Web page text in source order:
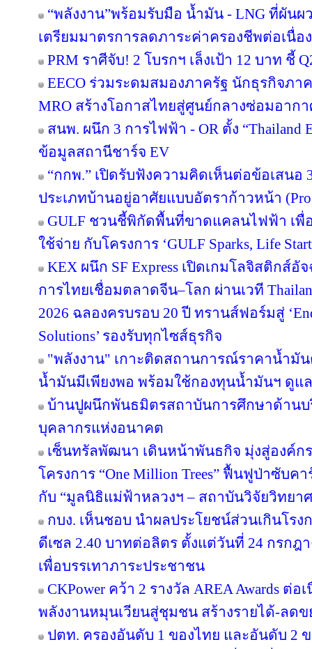
“พลังงาน”พร้อมรับมือ น้ำมัน - LNG ที่ผันผ
เตรียมมาตรการลดภาระค่าครองชีพต่อเนื่อง
PRM ราศีจับ! 2 โบรกฯ เล็งเป้า 12 บาท ชี้
EECO ร่วมระดมสมองภาครัฐ นักธุรกิจภ
MRO สร้างโอกาสไทยสู่ศูนย์กลางซ่อมอาก
สนพ. ผนึก 3 การไฟฟ้า - OR ตั้ง “Thailand
ข้อมูลสถานีชาร์จ EV
“กกพ.” เปิดรับฟังความคิดเห็นต่อข้อเสน
ประเภทบ้านอยู่อาศัยแบบอัตราก้าวหน้า
GULF ชวนชี้พิกัดพื้นที่ขาดแคลนไฟฟ้า เพื่
ใช้จ่าย กับโครงการ ‘GULF Sparks, Life
KEX ผนึก SF Express เปิดเกมโลจิสติกส์
การไทยเชื่อมตลาดจีน–โลก ผ่านเวที
2026 ฉลองครบรอบ 20 ปี ทรานส์ฟอร์มสู่
Solutions’ รองรับทุกไซส์ธุรกิจ
"พลังงาน" เกาะติดสถานการณ์ราคาน้ำมั
น้ำมันมีเพียงพอ พร้อมใช้กองทุนน้ำมันฯ ดูแ
บ้านปูผนึกพันธมิตรสถาบันการศึกษาด้าน
บุคลากรแห่งอนาคต
เซ็นทรัลพัฒนา เดินหน้าพันธกิจ มุ่งสู่องค์กร
โครงการ “One Million Trees” ฟื้นฟูป่าซับค
กับ “มูลนิธิแม่ฟ้าหลวงฯ – สถาบันวิจัยวิทยา
กบง. เห็นชอบ นำผลประโยชน์ส่วนเกินโร
ดีเซล 2.40 บาทต่อลิตร ตั้งแต่วันที่ 24 กรกฎ
เพื่อบรรเทาภาระประชาชน
CKPower คว้า 2 รางวัล AREA Awards ต่
พลังงานหมุนเวียนสู่ชุมชน สร้างรายได้-ลดข
ปตท. ครองอันดับ 1 ของไทย และอันดับ 2